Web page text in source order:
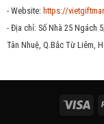
- Website: https://
- Địa chỉ: Số Nhà 25 Ngách
Tân Nhuệ, Q.Bắc Từ Liêm,